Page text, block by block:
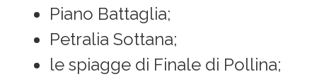
Piano Battaglia;
Petralia Sottana;
le spiagge di Finale di Pollina;